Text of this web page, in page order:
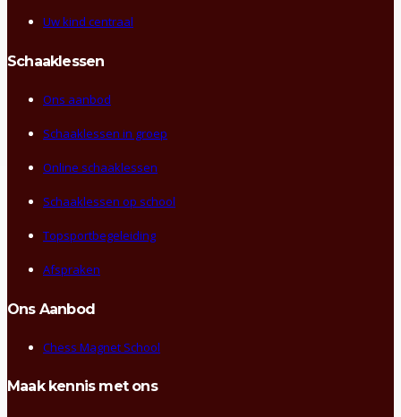
Uw kind centraal
Schaaklessen
Ons aanbod
Schaaklessen in groep
Online schaaklessen
Schaaklessen op school
Topsportbegeleiding
Afspraken
Ons Aanbod
Chess Magnet School
Maak kennis met ons